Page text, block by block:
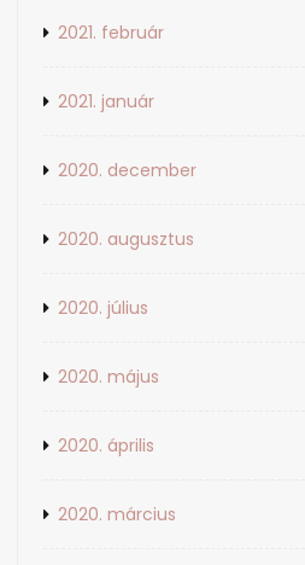
2021. február
2021. január
2020. december
2020. augusztus
2020. július
2020. május
2020. április
2020. március